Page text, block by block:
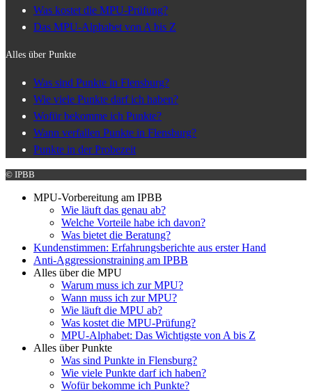
Was kostet die MPU-Prüfung?
Das MPU-Alphabet von A bis Z
Alles über Punkte
Was sind Punkte in Flensburg?
Wie viele Punkte darf ich haben?
Wofür bekomme ich Punkte?
Wann verfallen Punkte in Flensburg?
Punkte in der Probezeit
© IPBB
MPU-Vorbereitung am IPBB
Wie läuft das genau ab?
Welche Vorteile habe ich davon?
Was bietet die Beratung?
Kundenstimmen: Erfahrungsberichte aus erster Hand
Anti-Aggressionstraining am IPBB
Alles über die MPU
Warum muss ich zur MPU?
Wann muss ich zur MPU?
Wie läuft die MPU ab?
Was kostet die MPU-Prüfung?
MPU-Alphabet: Das Wichtigste von A bis Z
Alles über Punkte
Was sind Punkte in Flensburg?
Wie viele Punkte darf ich haben?
Wofür bekomme ich Punkte?